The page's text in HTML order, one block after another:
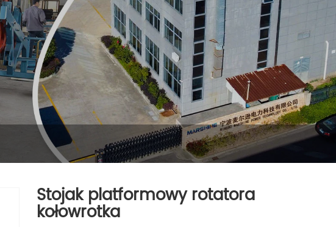
Stojak platformowy rotatora
kołowrotka